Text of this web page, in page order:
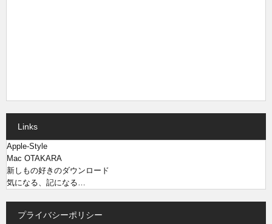
Links
Apple-Style
Mac OTAKARA
新しもの好きのダウンロード
気になる、記になる…
プライバシーポリシー